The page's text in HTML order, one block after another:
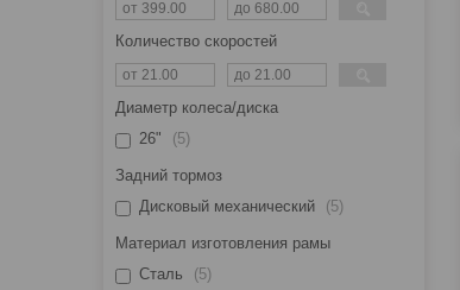
Количество скоростей
Диаметр колеса/диска
26"
5
Задний тормоз
Дисковый механический
5
Материал изготовления рамы
Сталь
5